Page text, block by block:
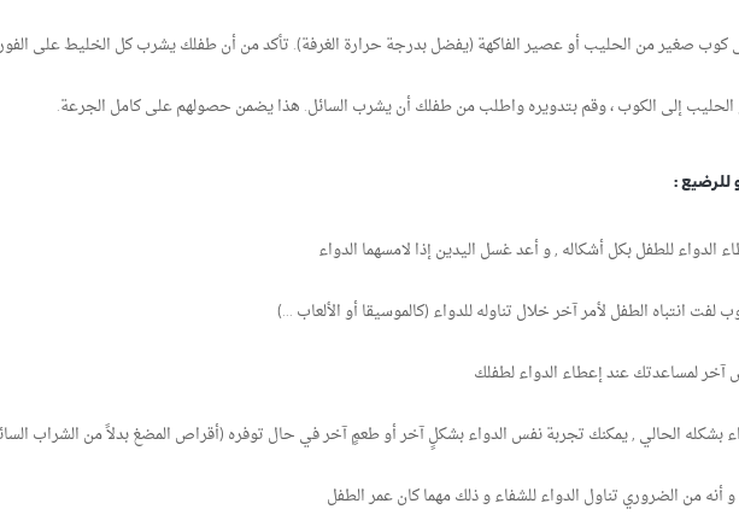
كوب صغير من الحليب أو عصير الفاكهة (يفضل بدرجة حرارة الغرفة). تأكد من أن طفلك يشرب كل الخليط على
الحليب إلى الكوب ، وقم بتدويره واطلب من طفلك أن يشرب السائل. هذا يضمن حصولهم على كامل الجرعة.
للرضيع :
للطفل بكل أشكاله , و أعد غسل اليدين إذا لامسهما الدواء
انتباه الطفل لأمر آخر خلال تناوله للدواء (كالموسيقا أو الألعاب ...)
لمساعدتك عند إعطاء الدواء لطفلك
بشكله الحالي , يمكنك تجربة نفس الدواء بشكلٍ آخر أو طعمٍ آخر في حال توفره (أقراص المضغ بدلاً من الشراب
من الضروري تناول الدواء للشفاء و ذلك مهما كان عمر الطفل